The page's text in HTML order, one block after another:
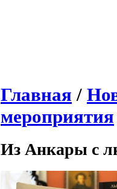
Главная /
мероприятия
Из Анкары с